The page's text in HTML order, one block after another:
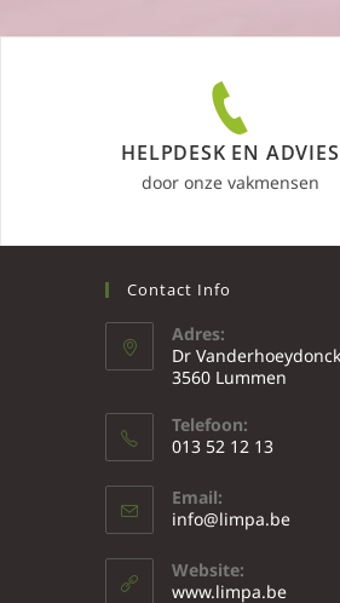
HELPDESK EN ADVIES
door onze vakmensen
Contact Info
Adres:
Dr
3560 Lummen
Telefoon:
013 52 12 13
Email:
info@limpa.be
Website:
www.limpa.be